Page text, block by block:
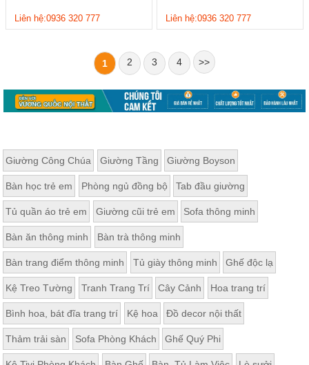
Liên hệ:0936 320 777 Liên hệ:0936 320 777
1 2 3 4 >>
Giường Công Chúa Giường Tầng Giường Boyson
Bàn học trẻ em Phòng ngủ đồng bộ Tab đầu giường
Tủ quần áo trẻ em Giường cũi trẻ em Sofa thông minh
Bàn ăn thông minh Bàn trà thông minh
Bàn trang điểm thông minh Tủ giày thông minh Ghế độc lạ
Kệ Treo Tường Tranh Trang Trí Cây Cảnh Hoa trang trí
Bình hoa, bát đĩa trang trí Kệ hoa Đồ decor nội thất
Thảm trải sàn Sofa Phòng Khách Ghế Quý Phi